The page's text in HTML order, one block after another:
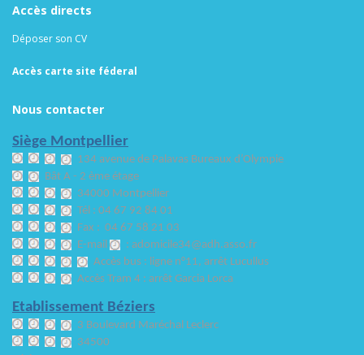
Accès directs
Déposer son CV
Accès carte site féderal
Nous contacter
Siège Montpellier
134 avenue de Palavas Bureaux d’Olympie
Bât A - 2 ème étage
34000 Montpellier
Tél : 04 67 92 84 01
Fax : 04 67 58 21 03
E-mail
: adomicile34@adh.asso.fr
Accès bus : ligne n°11, arrêt Lucullus
Accès Tram 4 : arrêt Garcia Lorca
Etablissement Béziers
3 Boulevard Maréchal Leclerc
34500